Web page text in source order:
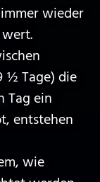
wieder
½ Tage) die
Tag ein
entstehen
wie